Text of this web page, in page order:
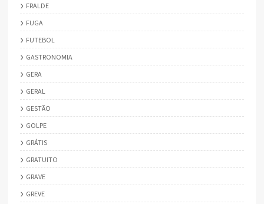
FRALDE
FUGA
FUTEBOL
GASTRONOMIA
GERA
GERAL
GESTÃO
GOLPE
GRÁTIS
GRATUITO
GRAVE
GREVE